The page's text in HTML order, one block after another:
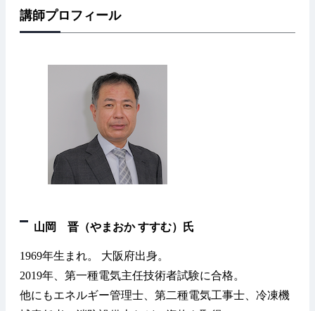
講師プロフィール
山岡 晋（やまおか すすむ）氏
1969年生まれ。 大阪府出身。
2019年、第一種電気主任技術者試験に合格。
他にもエネルギー管理士、第二種電気工事士、冷凍機